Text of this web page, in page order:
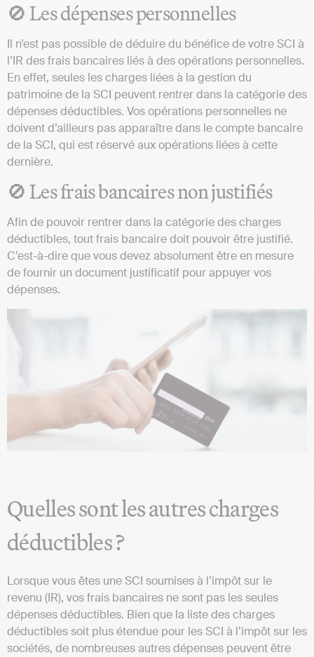
🚫 Les dépenses personnelles
Il n’est pas possible de déduire du bénéfice de votre SCI à
l’IR des frais bancaires liés à des opérations personnelles.
En effet, seules les charges liées à la gestion du
patrimoine de la SCI peuvent rentrer dans la catégorie des
dépenses déductibles. Vos opérations personnelles ne
doivent d’ailleurs pas apparaître dans le compte bancaire
de la SCI, qui est réservé aux opérations liées à cette
dernière.
🚫 Les frais bancaires non justifiés
Afin de pouvoir rentrer dans la catégorie des charges
déductibles, tout frais bancaire doit pouvoir être justifié.
C’est-à-dire que vous devez absolument être en mesure
de fournir un document justificatif pour appuyer vos
dépenses.
Quelles sont les autres charges
déductibles ?
Lorsque vous êtes une SCI soumises à l’impôt sur le
revenu (IR), vos frais bancaires ne sont pas les seules
dépenses déductibles. Bien que la liste des charges
déductibles soit plus étendue pour les SCI à l’impôt sur les
sociétés, de nombreuses autres dépenses peuvent être